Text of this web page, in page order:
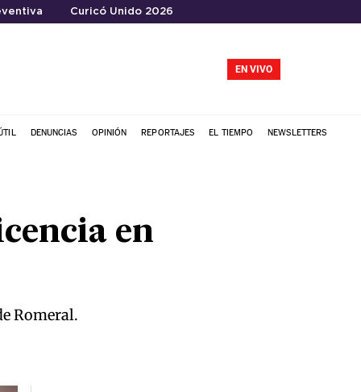
Curicó Unido 2026
EN VIVO
DENUNCIAS OPINIÓN REPORTAJES EL TIEMPO NEWSLETTERS
en
Romeral.